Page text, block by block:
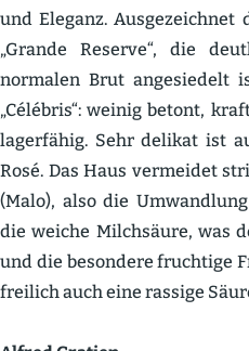
und Eleganz.
„Grande Reserve“, die
normalen Brut angesiedelt
„Célébris“: weinig betont,
lager­fähig. Sehr delikat ist
Rosé. Das Haus vermeidet
(Malo), also die
die weiche Milch­säure, was
und die besondere fruchtige
freilich auch eine rassige